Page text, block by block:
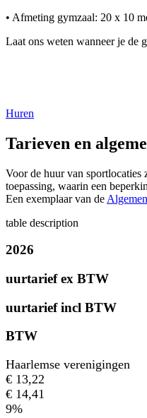
• Afmeting gymzaal: 20 x 10
Laat ons weten wanneer je de
Huren
Tarieven en
Voor de huur van sportlocaties
toepassing, waarin een
Een exemplaar van de
table description
2026
uurtarief ex BTW
uurtarief incl BTW
BTW
Haarlemse verenigingen
€ 13,22
€ 14,41
9%